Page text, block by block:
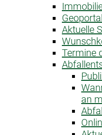
Geoportal
Aktuelle
Termine
an